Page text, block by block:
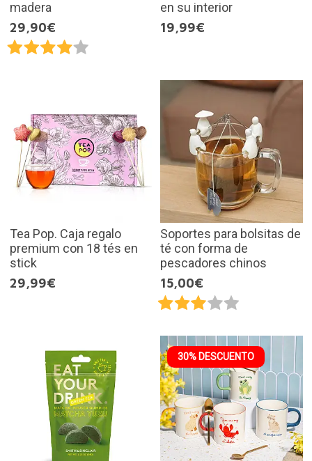
madera
29,90€
en su interior
19,99€
Tea Pop. Caja regalo
premium con 18 tés en
stick
29,99€
Soportes para bolsitas de
té con forma de
pescadores chinos
15,00€
30% DESCUENTO